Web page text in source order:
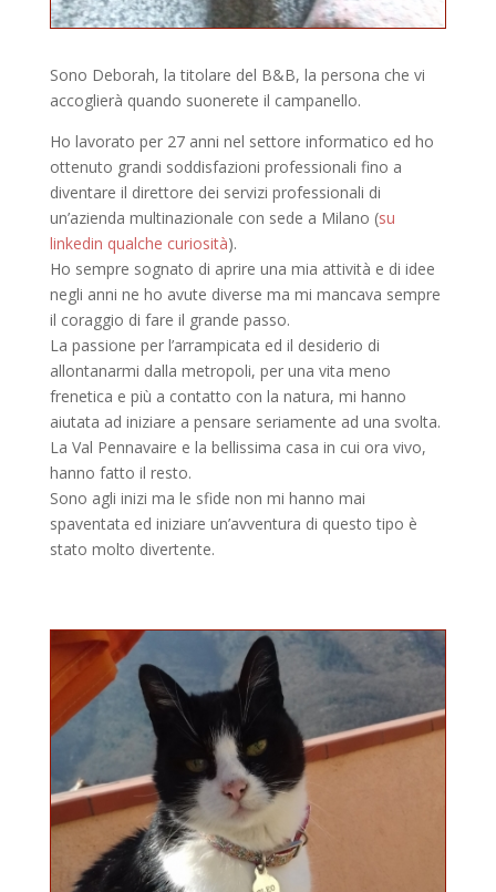
Sono Deborah, la titolare del B&B, la persona che vi
accoglierà quando suonerete il campanello.
Ho lavorato per 27 anni nel settore informatico ed ho
ottenuto grandi soddisfazioni professionali fino a
diventare il direttore dei servizi professionali di
un’azienda multinazionale con sede a Milano (su
linkedin qualche curiosità).
Ho sempre sognato di aprire una mia attività e di idee
negli anni ne ho avute diverse ma mi mancava sempre
il coraggio di fare il grande passo.
La passione per l’arrampicata ed il desiderio di
allontanarmi dalla metropoli, per una vita meno
frenetica e più a contatto con la natura, mi hanno
aiutata ad iniziare a pensare seriamente ad una svolta.
La Val Pennavaire e la bellissima casa in cui ora vivo,
hanno fatto il resto.
Sono agli inizi ma le sfide non mi hanno mai
spaventata ed iniziare un’avventura di questo tipo è
stato molto divertente.